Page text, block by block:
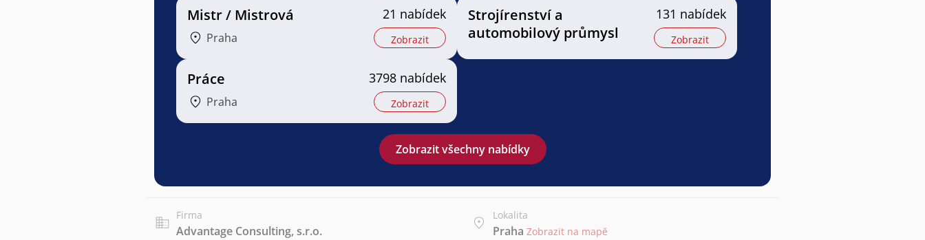
Mistr / Mistrová
Praha
21 nabídek
Zobrazit
Strojírenství a
automobilový průmysl
131 nabídek
Zobrazit
Práce
Praha
3798 nabídek
Zobrazit
Zobrazit všechny nabídky
Firma
Advantage Consulting, s.r.o.
Lokalita
Praha Zobrazit na mapě